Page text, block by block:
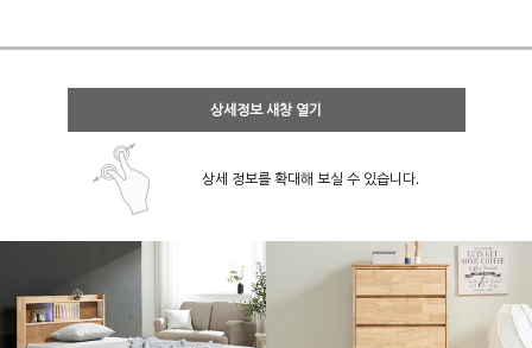
상세정보 새창 열기
상세 정보를 확대해 보실 수 있습니다.